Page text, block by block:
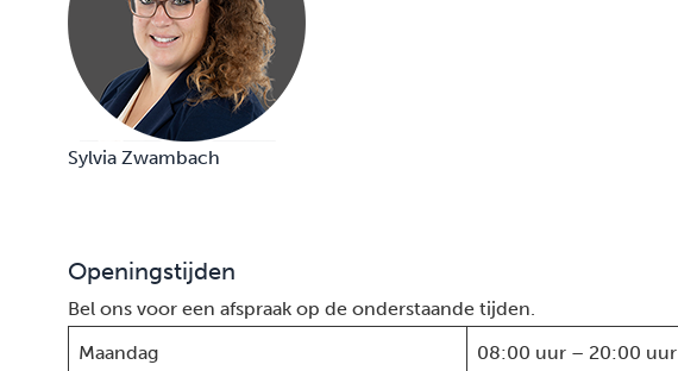
Sylvia Zwambach
Openingstijden
Bel ons voor een afspraak op de onderstaande tijden.
Maandag
08:00 uur – 20:00 uur